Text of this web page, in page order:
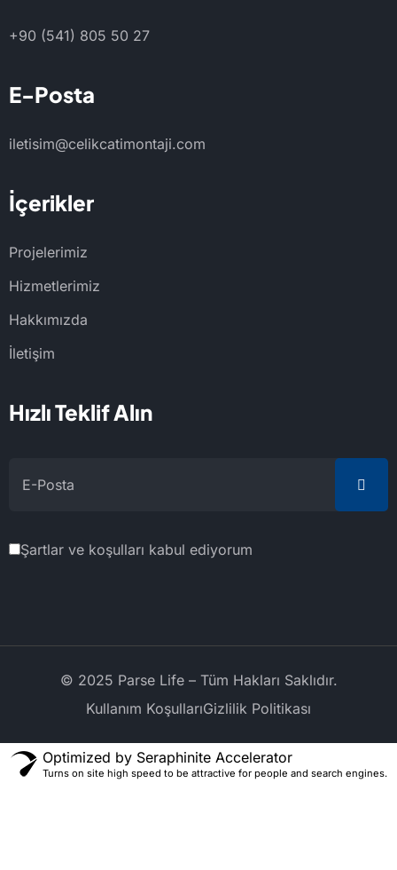
+90 (541) 805 50 27
E-Posta
iletisim@celikcatimontaji.com
İçerikler
Projelerimiz
Hizmetlerimiz
Hakkımızda
İletişim
Hızlı Teklif Alın
Şartlar ve koşulları kabul ediyorum
© 2025 Parse Life – Tüm Hakları Saklıdır.
Kullanım KoşullarıGizlilik Politikası
Optimized by Seraphinite Accelerator
Turns on site high speed to be attractive for people and search engines.